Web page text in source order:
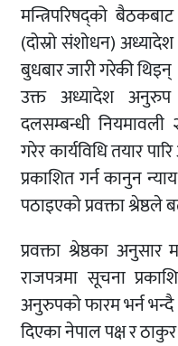
मन्त्रिपरिषद्को
(दोस्रो संशोधन) अध्यादेश
बुधबार जारी गरेकी थिइन्
उक्त अध्यादेश अनुरुप
दलसम्बन्धी
गरेर कार्यविधि तयार
प्रकाशित गर्न कानुन
पठाइएको प्रवक्ता श्रेष्ठले
प्रवक्ता श्रेष्ठका
राजपत्रमा सूचना
अनुरुपको फारम भर्न
दिएका नेपाल पक्ष र